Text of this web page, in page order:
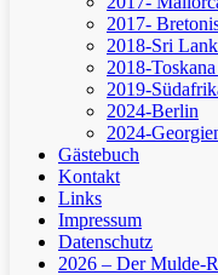
2017-
2018-Sri
2018-
2019-
2024-Berlin
2024-
Gästebuch
Kontakt
Links
Impressum
Datenschutz
2026 – Der Mulde-